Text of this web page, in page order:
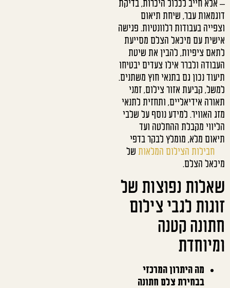
– אלא חייב לכלול היכרות, בדיקת
דוגמאות עבר, שיחת תיאום
וצפייה בעבודות רלוונטיות. פגישה
אישית עם מיכאל הצלם מסייעת
לתאם ציפיות, להבין את שיטת
העבודה ולברר אילו צעדים יבטיחו
תיעוד נכון גם בתנאי חוץ משתנים.
למשל, קביעת אזור צילום, זמני
תאורה אידיאליים, ותחזית לתנאי
מזג האוויר. למידע נוסף על שלבי
הליווי מקבלת ההחלטה ועד
תיאום מלא, מומלץ לבקר בדפי
חבילות הצילום המלאות של
מיכאל הצלם.
שאלות נפוצות של
זוגות לגבי צילום
חתונה קטנה
ומיוחדת
מה היתרון המרכזי
בבחירת צלם חתונה